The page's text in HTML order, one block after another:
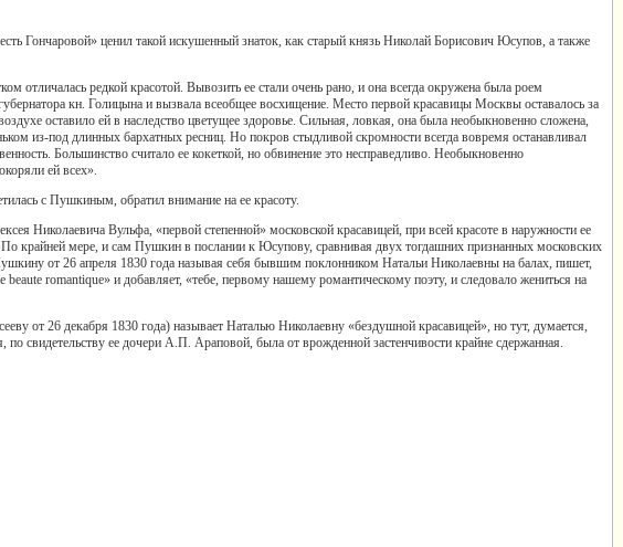
Гончаровой» ценил такой искушенный знаток, как старый князь Николай Борисович Юсупов, а также
редкой красотой. Вывозить ее стали очень рано, и она всегда окружена была роем
кн. Голицына и вызвала всеобщее восхищение. Место первой красавицы Москвы оставалось за
оставило ей в наследство цветущее здоровье. Сильная, ловкая, она была необыкновенно сложена,
из-под длинных бархатных ресниц. Но покров стыдливой скромности всегда вовремя останавливал
Большинство считало ее кокеткой, но обвинение это несправедливо. Необыкновенно
ей всех».
с Пушкиным, обратил внимание на ее красоту.
Вульфа, «первой степенной» московской красавицей, при всей красоте в наружности ее
крайней мере, и сам Пушкин в послании к Юсупову, сравнивая двух тогдашних признанных московских
от 26 апреля 1830 года называя себя бывшим поклонником Натальи Николаевны на балах, пишет,
romantique» и добавляет, «тебе, первому нашему романтическому поэту, и следовало жениться на
от 26 декабря 1830 года) называет Наталью Николаевну «бездушной красавицей», но тут, думается,
свидетельству ее дочери А.П. Араповой, была от врожденной застенчивости крайне сдержанная.